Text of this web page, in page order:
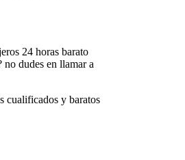
24 horas barato
no dudes en llamar a
cualificados y baratos